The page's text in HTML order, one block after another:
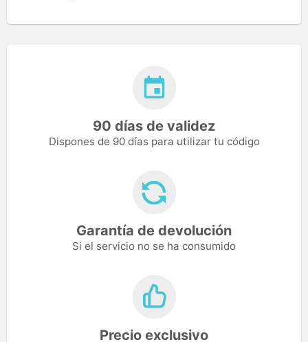
90 días de validez
Dispones de 90 días para utilizar tu código
Garantía de devolución
Si el servicio no se ha consumido
Precio exclusivo